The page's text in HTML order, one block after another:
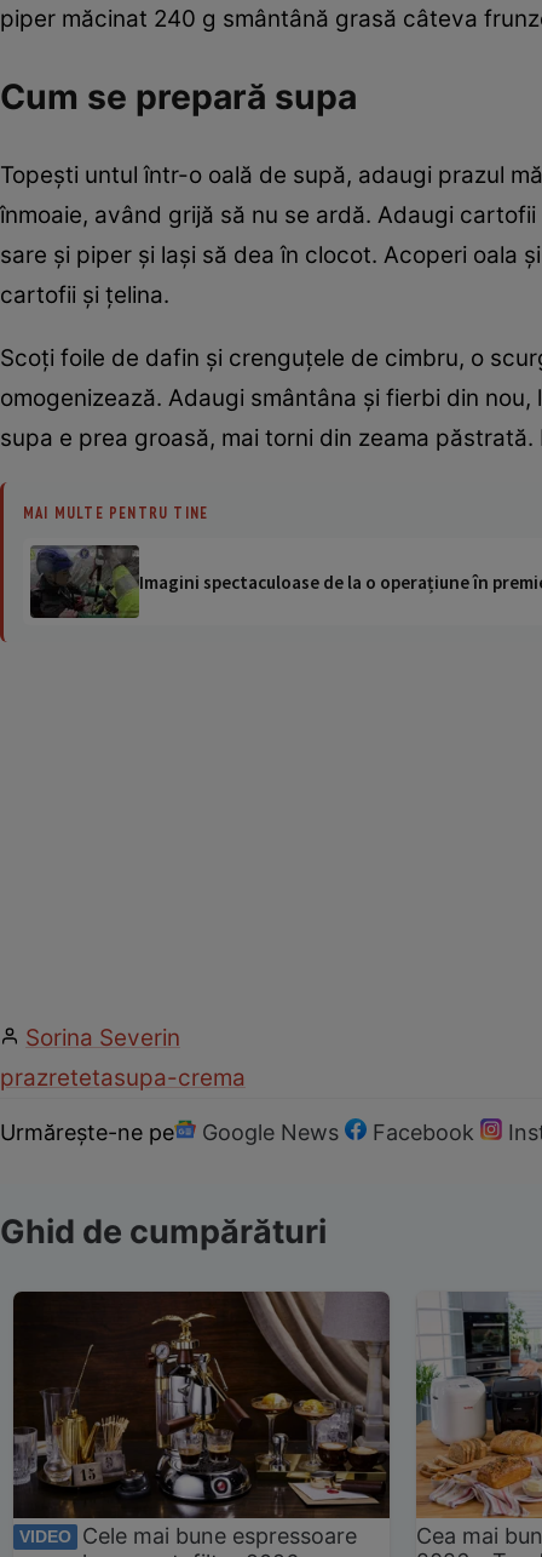
piper măcinat 240 g smântână grasă câteva
Cum se prepară supa
Topeşti untul într-o oală de supă, adaugi prazul
înmoaie, având grijă să nu se ardă. Adaugi
sare şi piper şi laşi să dea în clocot. Acoperi oala
cartofii şi ţelina.
Scoţi foile de dafin şi crenguţele de cimbru, o
omogenizează. Adaugi smântâna şi fierbi din
supa e prea groasă, mai torni din zeama
MAI MULTE PENTRU TINE
Imagini spectaculoase de la o operațiune în
Sorina Severin
prazretetasupa-crema
Urmărește-ne pe Google News Facebook
Ghid de cumpărături
VIDEO
Cele mai bune espressoare
Cea mai